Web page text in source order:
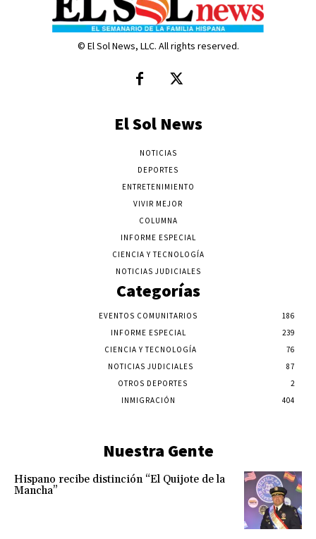
© El Sol News, LLC. All rights reserved.
El Sol News
NOTICIAS
DEPORTES
ENTRETENIMIENTO
VIVIR MEJOR
COLUMNA
INFORME ESPECIAL
CIENCIA Y TECNOLOGÍA
NOTICIAS JUDICIALES
Categorías
EVENTOS COMUNITARIOS
186
INFORME ESPECIAL
239
CIENCIA Y TECNOLOGÍA
76
NOTICIAS JUDICIALES
87
OTROS DEPORTES
2
INMIGRACIÓN
404
Nuestra Gente
Hispano recibe distinción “El Quijote de la
Mancha”